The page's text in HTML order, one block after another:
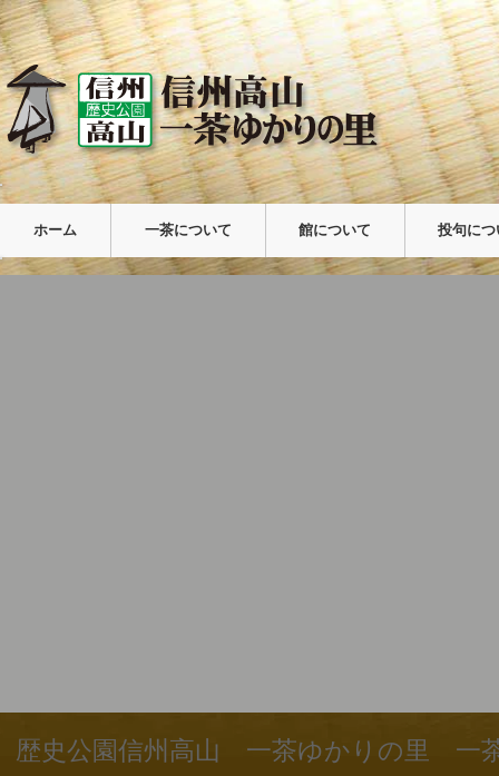
ホーム 一茶について 館について 投句に
歴史公園信州高山 一茶ゆかりの里 一